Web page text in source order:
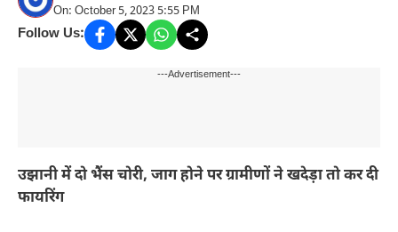
On: October 5, 2023 5:55 PM
Follow Us:
---Advertisement---
उझानी में दो भैंस चोरी, जाग होने पर ग्रामीणों ने खदेड़ा तो कर दी
फायरिंग